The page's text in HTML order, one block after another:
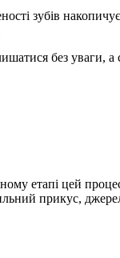
зубів
без уваги, а
етапі цей
прикус,